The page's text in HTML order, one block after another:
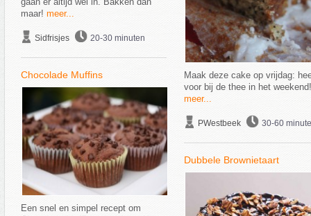
maar! meer...
Sidfrisjes 20-30 minuten
Chocolade Muffins
Een snel en simpel recept om
Maak deze cake op vrijdag:
voor bij de thee in het weekend!
meer...
PWestbeek 30-60
Dubbele Brownietaart